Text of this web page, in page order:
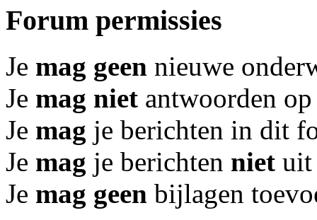
Forum permissies
Je mag geen nieuwe
Je mag niet antwoorden
Je mag je berichten in dit
Je mag je berichten niet uit
Je mag geen bijlagen